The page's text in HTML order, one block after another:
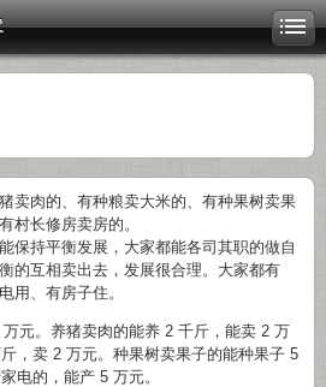
卖肉的、有种粮卖大米的、有种果树卖果
村长修房卖房的。
保持平衡发展，大家都能各司其职的做自
的互相卖出去，发展很合理。大家都有
用、有房子住。
元。养猪卖肉的能养 2 千斤，能卖 2 万
，卖 2 万元。种果树卖果子的能种果子 5
电的，能产 5 万元。